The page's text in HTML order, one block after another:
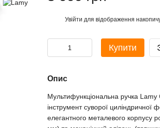
Увійти для відображення
Купити
Опис
Мультифункціональна ручка
інструмент суворої циліндричної
елегантного металевого корпусу